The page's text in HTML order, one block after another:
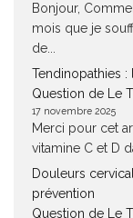
Bonjour,
mois que je
de...
Tendinopathies
Question de Le
17 novembre 2025
Merci pour cet
vitamine C et D
Douleurs
prévention
Question de Le